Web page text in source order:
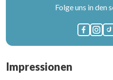
Folge uns in den
Impressionen